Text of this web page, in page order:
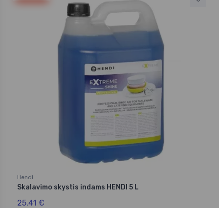
Hendi
Skalavimo skystis indams HENDI 5 L
25,41 €